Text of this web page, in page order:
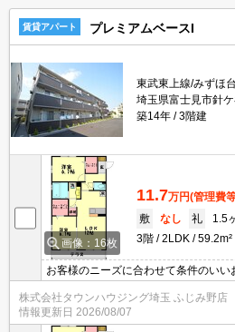
賃貸アパート プレミアムベースI
東武東上線/みずほ
埼玉県富士見市針ケ
築14年
3階建
画像：16枚
11.7万円(管理費
敷
なし 礼
1.5
3階
2LDK 59.2m²
お客様のニーズに合わせて条件のいい
情報数No.1のタウンハウジングまで
株式会社タウンハウジング埼玉 ふじみ野店
情報更新日 2026/08/07